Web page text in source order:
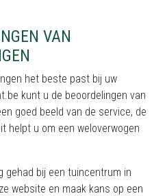
VAN
het beste past bij uw
kunt u de beoordelingen van
goed beeld van de service, de
helpt u om een weloverwogen
gehad bij een tuincentrum in
website en maak kans op een